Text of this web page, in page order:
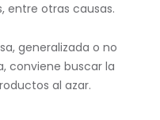
entre otras causas.
generalizada o no
conviene buscar la
al azar.